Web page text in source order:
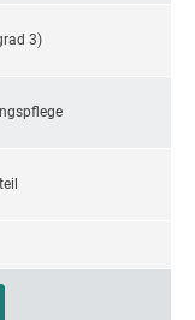
3)